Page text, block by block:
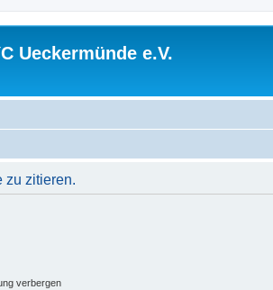
Ueckermünde e.V.
zu zitieren.
verbergen